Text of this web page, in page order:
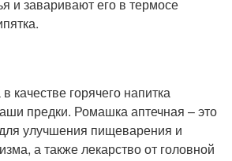
и заваривают его в термосе
качестве горячего напитка
предки. Ромашка аптечная – это
улучшения пищеварения и
а также лекарство от головной